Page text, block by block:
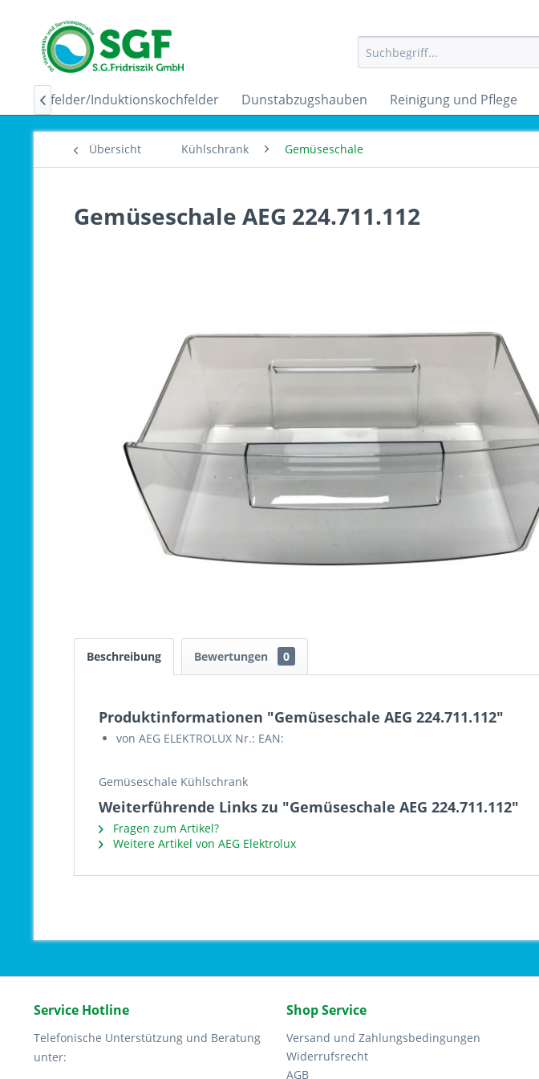
Ceranfelder/Induktionskochfelder Dunstabzugshauben Reinigung und Pflege

Übersicht Kühlschrank Gemüseschale
Gemüseschale AEG 224.711.112
Beschreibung Bewertungen 0
Produktinformationen "Gemüseschale AEG 224.711.112"
von AEG ELEKTROLUX Nr.: EAN:
Gemüseschale Kühlschrank
Weiterführende Links zu "Gemüseschale AEG 224.711.112"
Fragen zum Artikel?
Weitere Artikel von AEG Elektrolux
Service Hotline
Telefonische Unterstützung und Beratung
unter:
Shop Service
Versand und Zahlungsbedingungen
Widerrufsrecht
AGB